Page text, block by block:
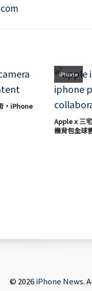
，iPhone
iPhone
Apple x 三
機背包全球
© 2026iPhone News.